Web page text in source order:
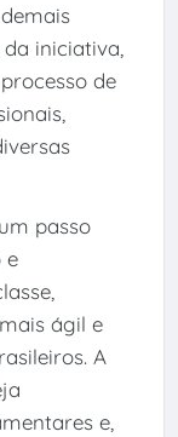
iniciativa,
de
passo
e
ágil e
A
e,